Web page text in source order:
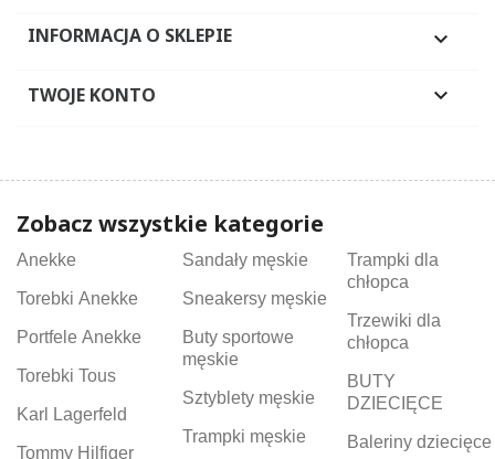
INFORMACJA O SKLEPIE 
TWOJE KONTO 
Zobacz wszystkie kategorie
Anekke
Torebki Anekke
Portfele Anekke
Torebki Tous
Karl Lagerfeld
Tommy Hilfiger
Sandały męskie
Sneakersy męskie
Buty sportowe
męskie
Sztyblety męskie
Trampki męskie
Trampki dla
chłopca
Trzewiki dla
chłopca
BUTY
DZIECIĘCE
Baleriny dziecięce